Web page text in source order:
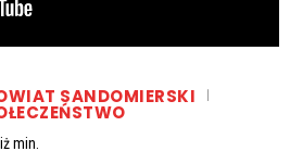
SANDOMIERSKI
min.